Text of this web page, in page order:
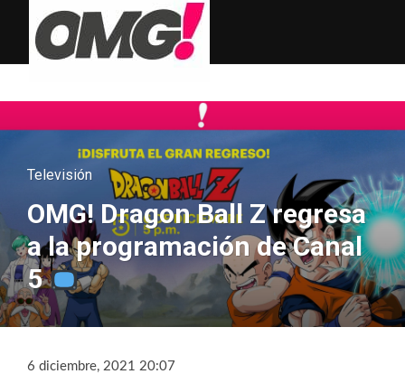
Televisión
OMG! Dragon Ball Z regresa
a la programación de Canal
5
6 diciembre, 2021 20:07